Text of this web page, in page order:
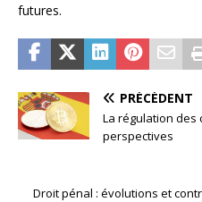
futures.
PRÉCÉDENT
La régulation des
perspectives
Droit pénal : évolutions et